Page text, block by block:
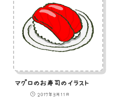
マグロのお寿司のイラスト
2017年3月11日